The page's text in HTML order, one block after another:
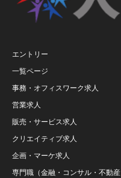
エントリー
一覧ページ
事務・オフィスワーク求人
営業求人
販売・サービス求人
クリエイティブ求人
企画・マーケ求人
専門職（金融・コンサル・不動産